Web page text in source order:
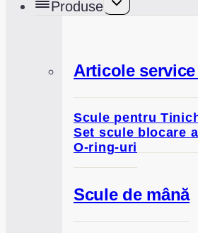
Produse
child
Articole
Scule pentru
Set scule blocare
O-ring-uri
Scule de mână